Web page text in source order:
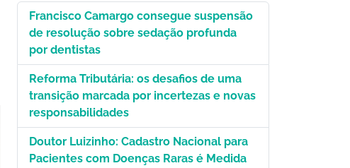
Francisco Camargo consegue suspensão
de resolução sobre sedação profunda
por dentistas
Reforma Tributária: os desafios de uma
transição marcada por incertezas e novas
responsabilidades
Doutor Luizinho: Cadastro Nacional para
Pacientes com Doenças Raras é Medida